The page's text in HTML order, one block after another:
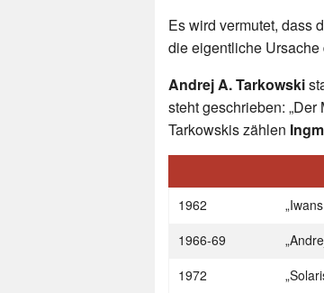
Es wird vermutet, dass
die eigentliche
Andrej A. Tarkowski
steht geschrieben:
Tarkowskis zählen
1962
1966-69
1972